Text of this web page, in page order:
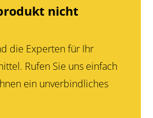
nicht
die Experten für Ihr
Rufen Sie uns einfach
ein unverbindliches